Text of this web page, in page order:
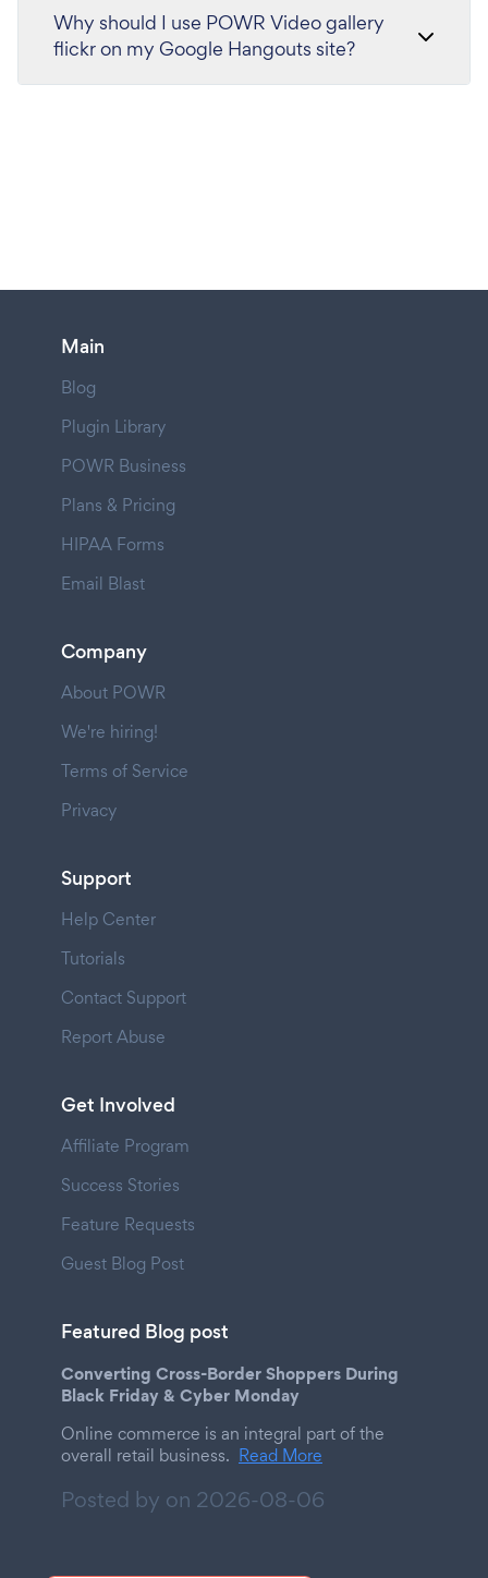
Why should I use POWR Video gallery
flickr on my Google Hangouts site?
Main
Blog
Plugin Library
POWR Business
Plans & Pricing
HIPAA Forms
Email Blast
Company
About POWR
We're hiring!
Terms of Service
Privacy
Support
Help Center
Tutorials
Contact Support
Report Abuse
Get Involved
Affiliate Program
Success Stories
Feature Requests
Guest Blog Post
Featured Blog post
Converting Cross-Border Shoppers During
Black Friday & Cyber Monday
Online commerce is an integral part of the
overall retail business. Read More
Posted by on 2026-08-06